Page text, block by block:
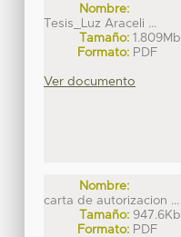
Nombre:
Tesis_Luz Araceli ...
Tamaño: 1.809Mb
Formato: PDF
Ver documento
Nombre:
carta de autorizacion ...
Tamaño: 947.6Kb
Formato: PDF